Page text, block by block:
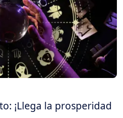
¡Llega la prosperidad